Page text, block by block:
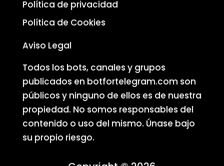
Política de privacidad
Política de Cookies
Aviso Legal
Todos los bots, canales y grupos
publicados en botfortelegram.com son
públicos y ninguno de ellos es de nuestra
propiedad. No somos responsables del
contenido o uso del mismo. Únase bajo
su propio riesgo.